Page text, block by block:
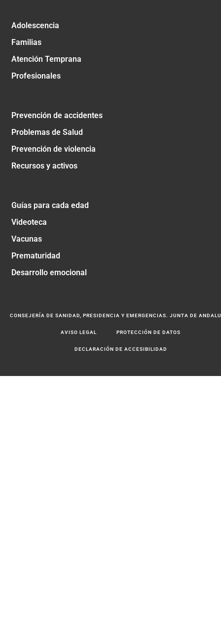
Adolescencia
Familias
Atención Temprana
Profesionales
Prevención de accidentes
Problemas de Salud
Prevención de violencia
Recursos y activos
Guías para cada edad
Videoteca
Vacunas
Prematuridad
Desarrollo emocional
CONSEJERÍA DE SANIDAD, PRESIDENCIA Y EMERGENCIAS. JUNTA DE
AVISO LEGAL PROTECCIÓN DE DATOS
DECLARACIÓN DE ACCESIBILIDAD